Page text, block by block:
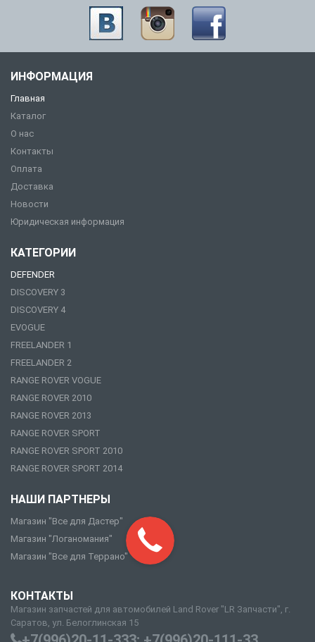
ИНФОРМАЦИЯ
Главная
Каталог
О нас
Контакты
Оплата
Доставка
Новости
Юридическая информация
КАТЕГОРИИ
DEFENDER
DISCOVERY 3
DISCOVERY 4
EVOGUE
FREELANDER 1
FREELANDER 2
RANGE ROVER VOGUE
RANGE ROVER 2010
RANGE ROVER 2013
RANGE ROVER SPORT
RANGE ROVER SPORT 2010
RANGE ROVER SPORT 2014
НАШИ ПАРТНЕРЫ
Магазин "Все для Дастер"
Магазин "Логаномания"
Магазин "Все для Террано"
КОНТАКТЫ
Магазин запчастей для автомобилей Land Rover "LR Запчасти", г.
Саратов, ул. Белоглинская 15